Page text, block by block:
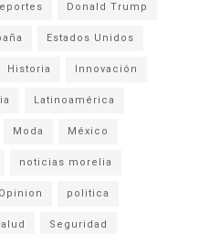
Donald Trump
Estados Unidos
Historia Innovación
Latinoamérica
Moda México
noticias morelia
Opinion politica
Seguridad